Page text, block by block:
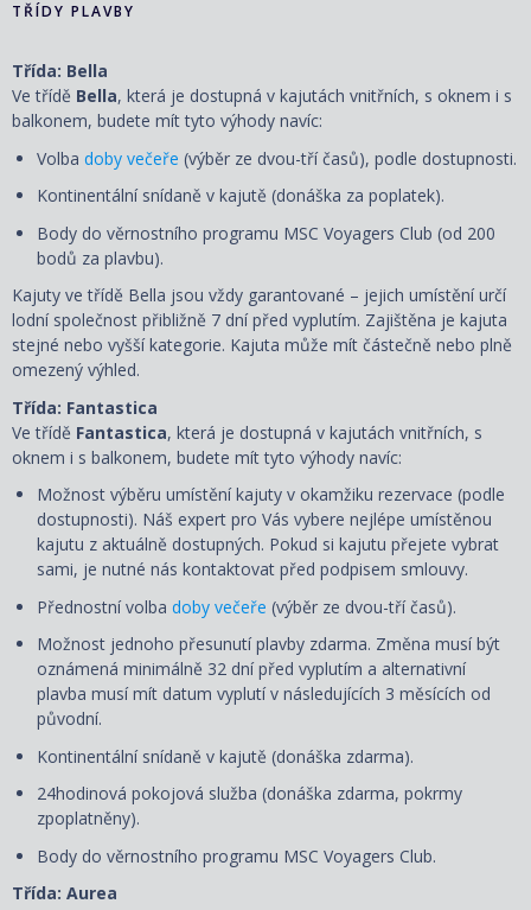
TŘÍDY PLAVBY
Třída: Bella
Ve třídě Bella, která je dostupná v kajutách vnitřních, s oknem i s
balkonem, budete mít tyto výhody navíc:
Volba doby večeře (výběr ze dvou-tří časů), podle dostupnosti.
Kontinentální snídaně v kajutě (donáška za poplatek).
Body do věrnostního programu MSC Voyagers Club (od 200
bodů za plavbu).
Kajuty ve třídě Bella jsou vždy garantované – jejich umístění určí
lodní společnost přibližně 7 dní před vyplutím. Zajištěna je kajuta
stejné nebo vyšší kategorie. Kajuta může mít částečně nebo plně
omezený výhled.
Třída: Fantastica
Ve třídě Fantastica, která je dostupná v kajutách vnitřních, s
oknem i s balkonem, budete mít tyto výhody navíc:
Možnost výběru umístění kajuty v okamžiku rezervace (podle
dostupnosti). Náš expert pro Vás vybere nejlépe umístěnou
kajutu z aktuálně dostupných. Pokud si kajutu přejete vybrat
sami, je nutné nás kontaktovat před podpisem smlouvy.
Přednostní volba doby večeře (výběr ze dvou-tří časů).
Možnost jednoho přesunutí plavby zdarma. Změna musí být
oznámená minimálně 32 dní před vyplutím a alternativní
plavba musí mít datum vyplutí v následujících 3 měsících od
původní.
Kontinentální snídaně v kajutě (donáška zdarma).
24hodinová pokojová služba (donáška zdarma, pokrmy
zpoplatněny).
Body do věrnostního programu MSC Voyagers Club.
Třída: Aurea